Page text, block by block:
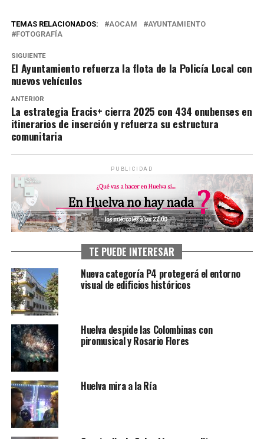
TEMAS RELACIONADOS: AOCAM
AYUNTAMIENTO
FOTOGRAFÍA
SIGUIENTE
El Ayuntamiento refuerza la flota de la Policía Local con
nuevos vehículos
ANTERIOR
La estrategia Eracis+ cierra 2025 con 434 onubenses en
itinerarios de inserción y refuerza su estructura
comunitaria
PUBLICIDAD
TE PUEDE INTERESAR
Nueva categoría P4 protegerá el entorno
visual de edificios históricos
Huelva despide las Colombinas con
piromusical y Rosario Flores
Huelva mira a la Ría